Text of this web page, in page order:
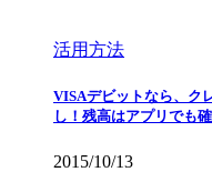
活用方法
VISAデビットなら、ク
し！残高はアプリでも
2015/10/13